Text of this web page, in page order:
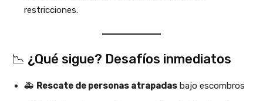
restricciones.
📉 ¿Qué sigue? Desafíos inmediatos
🚑 Rescate de personas atrapadas bajo escombros